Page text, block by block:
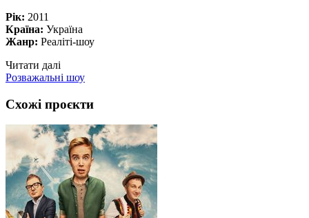
Рік: 2011
Країна: Україна
Жанр: Реаліті-шоу
Читати далі
Розважальні шоу
Схожі проєкти